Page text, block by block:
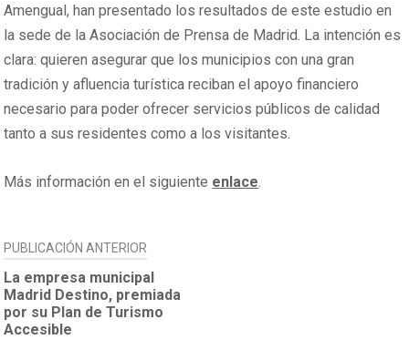
Amengual, han presentado los resultados de este estudio en
la sede de la Asociación de Prensa de Madrid. La intención es
clara: quieren asegurar que los municipios con una gran
tradición y afluencia turística reciban el apoyo financiero
necesario para poder ofrecer servicios públicos de calidad
tanto a sus residentes como a los visitantes.
Más información en el siguiente enlace.
NAVEGACIÓN
DE
ENTRADAS
PUBLICACIÓN ANTERIOR
La empresa municipal
Madrid Destino, premiada
por su Plan de Turismo
Accesible